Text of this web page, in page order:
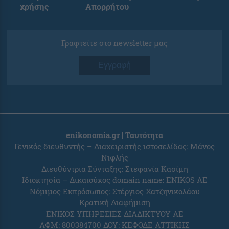
χρήσης
Απορρήτου
Γραφτείτε στο newsletter μας
Εγγραφή
enikonomia.gr | Ταυτότητα
Γενικός διευθυντής – Διαχειριστής ιστοσελίδας: Μάνος
Νιφλής
Διευθύντρια Σύνταξης: Στεφανία Κασίμη
Ιδιοκτησία – Δικαιούχος domain name: ENIKOS AE
Νόμιμος Εκπρόσωπος: Στέργιος Χατζηνικολάου
Κρατική Διαφήμιση
ΕΝΙΚΟΣ ΥΠΗΡΕΣΙΕΣ ΔΙΑΔΙΚΤΥΟΥ ΑΕ
ΑΦΜ: 800384700 ΔΟΥ: ΚΕΦΟΔΕ ΑΤΤΙΚΗΣ